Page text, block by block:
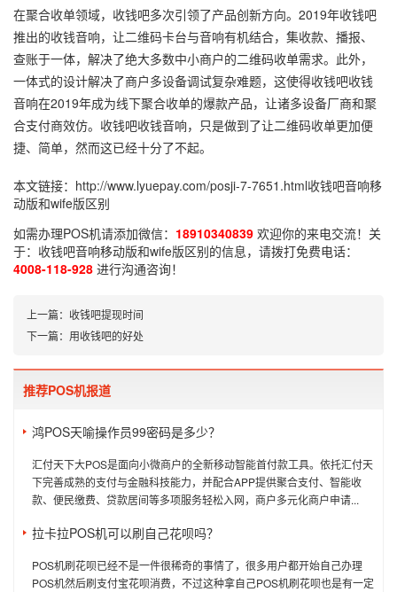
在聚合收单领域，收钱吧多次引领了产品创新方向。2019年收钱吧
推出的收钱音响，让二维码卡台与音响有机结合，集收款、播报、
查账于一体，解决了绝大多数中小商户的二维码收单需求。此外，
一体式的设计解决了商户多设备调试复杂难题，这使得收钱吧收钱
音响在2019年成为线下聚合收单的爆款产品，让诸多设备厂商和聚
合支付商效仿。收钱吧收钱音响，只是做到了让二维码收单更加便
捷、简单，然而这已经十分了不起。
本文链接： http://www.lyuepay.com/posji-7-7651.html收钱吧音响移
动版和wife版区别
如需办理POS机请添加微信： 18910340839 欢迎你的来电交流！关
于： 收钱吧音响移动版和wife版区别的信息，请拨打免费电话：
4008-118-928 进行沟通咨询！
上一篇： 收钱吧提现时间
下一篇： 用收钱吧的好处
推荐POS机报道
鸿POS天喻操作员99密码是多少？
汇付天下大POS是面向小微商户的全新移动智能首付款工具。依托汇付天
下完善成熟的支付与金融科技能力，并配合APP提供聚合支付、智能收
款、便民缴费、贷款居间等多项服务轻松入网，商户多元化商户申请...
拉卡拉POS机可以刷自己花呗吗？
POS机刷花呗已经不是一件很稀奇的事情了，很多用户都开始自己办理
POS机然后刷支付宝花呗消费，不过这种拿自己POS机刷花呗也是有一定